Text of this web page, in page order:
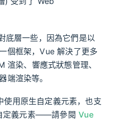
層一些，因為它們是以
個框架，Vue 解決了更多
渲染、響應式狀態管理、
端渲染等。
用原生自定義元素，也支
定義元素——請參閱 Vue